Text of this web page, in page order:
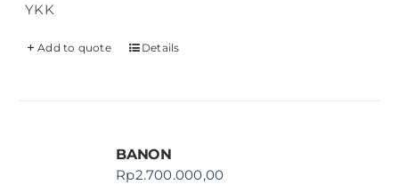
YKK
Add to quote Details
BANON
Rp2.700.000,00